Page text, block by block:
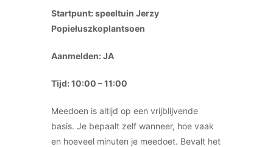
Startpunt: speeltuin Jerzy
Popiełuszkoplantsoen
Aanmelden: JA
Tijd: 10:00 – 11:00
Meedoen is altijd op een vrijblijvende
basis. Je bepaalt zelf wanneer, hoe vaak
en hoeveel minuten je meedoet. Bevalt het